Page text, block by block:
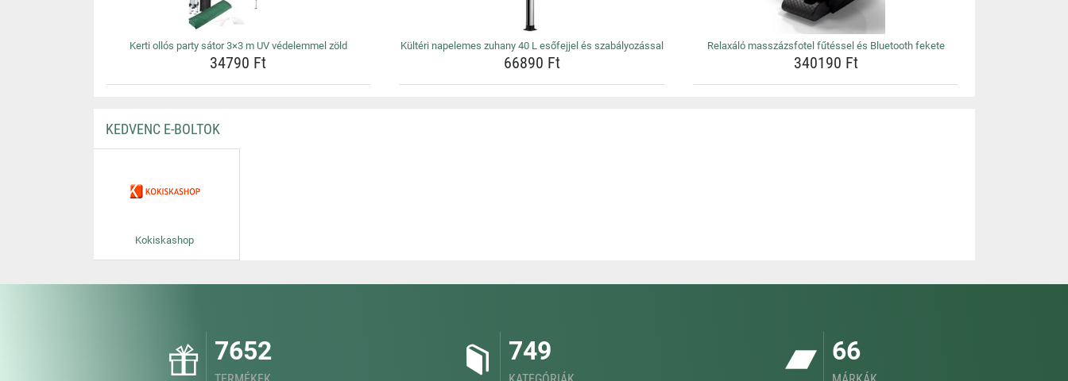
Kerti ollós party sátor 3×3 m UV védelemmel zöld
34790 Ft
Kültéri napelemes zuhany 40 L esőfejjel és szabályozással
66890 Ft
Relaxáló masszázsfotel fűtéssel és Bluetooth fekete
340190 Ft
KEDVENC E-BOLTOK
Kokiskashop
7652 749 66